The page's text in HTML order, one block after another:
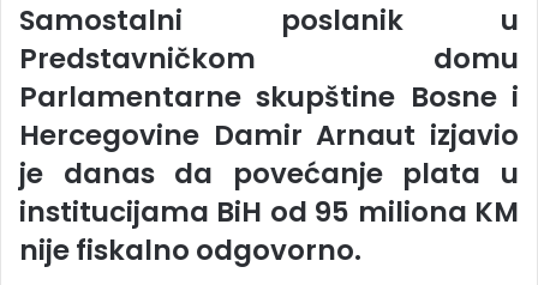
Samostalni poslanik u
Predstavničkom domu
Parlamentarne skupštine Bosne i
Hercegovine Damir Arnaut izjavio
je danas da povećanje plata u
institucijama BiH od 95 miliona KM
nije fiskalno odgovorno.